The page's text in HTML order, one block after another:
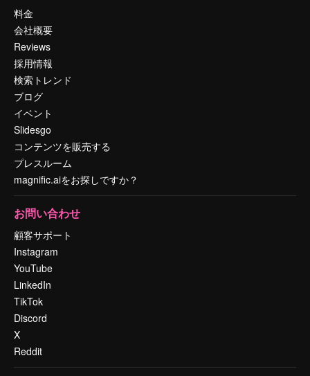
料金
会社概要
Reviews
採用情報
検索トレンド
ブログ
イベント
Slidesgo
コンテンツを販売する
プレスルーム
magnific.aiをお探しですか？
お問い合わせ
顧客サポート
Instagram
YouTube
LinkedIn
TikTok
Discord
X
Reddit